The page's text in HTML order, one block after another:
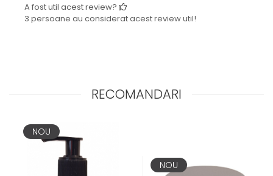
A fost util acest review?
3 persoane au considerat acest review util!
RECOMANDARI
NOU
NOU